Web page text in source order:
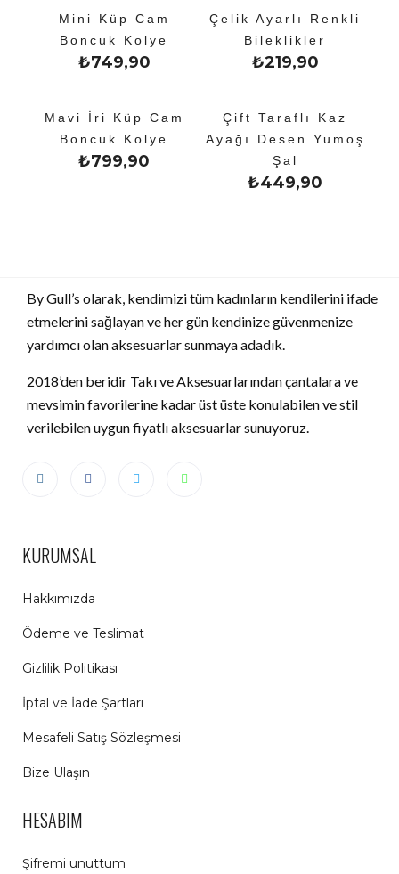
Mini Küp Cam
Boncuk Kolye
₺749,90
Çelik Ayarlı Renkli
Bileklikler
₺219,90
Mavi İri Küp Cam
Boncuk Kolye
₺799,90
Çift Taraflı Kaz
Ayağı Desen Yumoş
Şal
₺449,90
By Gull’s olarak, kendimizi tüm kadınların kendilerini ifade
etmelerini sağlayan ve her gün kendinize güvenmenize
yardımcı olan aksesuarlar sunmaya adadık.
2018’den beridir Takı ve Aksesuarlarından çantalara ve
mevsimin favorilerine kadar üst üste konulabilen ve stil
verilebilen uygun fiyatlı aksesuarlar sunuyoruz.
KURUMSAL
Hakkımızda
Ödeme ve Teslimat
Gizlilik Politikası
İptal ve İade Şartları
Mesafeli Satış Sözleşmesi
Bize Ulaşın
HESABIM
Şifremi unuttum